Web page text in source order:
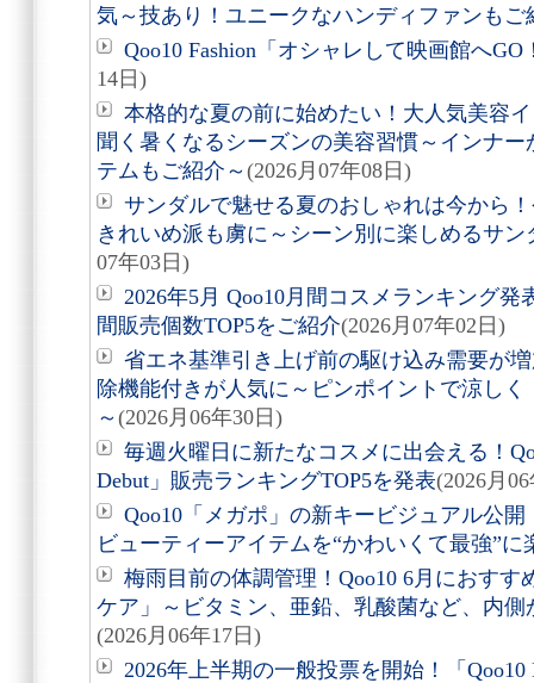
気～技あり！ユニークなハンディファンもご
Qoo10 Fashion「オシャレして映画館へ
14日)
本格的な夏の前に始めたい！大人気美容
聞く暑くなるシーズンの美容習慣～インナ
テムもご紹介～ (2026月07年08日)
サンダルで魅せる夏のおしゃれは今から
きれいめ派も虜に～シーン別に楽しめるサ
07年03日)
2026年5月 Qoo10月間コスメランキング
間販売個数TOP5をご紹介(2026月07年02日)
省エネ基準引き上げ前の駆け込み需要が
除機能付きが人気に～ピンポイントで涼し
～ (2026月06年30日)
毎週火曜日に新たなコスメに出会える！
Debut」販売ランキングTOP5を発表(2026月
Qoo10「メガポ」の新キービジュアル公
ビューティーアイテムを“かわいくて最強”に
梅雨目前の体調管理！Qoo10 6月におす
ケア」～ビタミン、亜鉛、乳酸菌など、内
(2026月06年17日)
2026年上半期の一般投票を開始！「